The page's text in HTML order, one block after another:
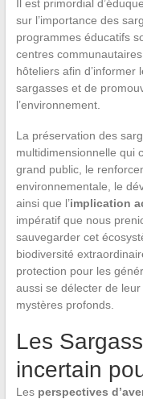
Il est primordial
sur l’importance des
programmes éducatifs
centres
hôteliers afin d’informer
sargasses et de
l’environnement.
La préservation des
multidimensionnelle qui
grand public, le
environnementale, le
ainsi que l’implication
impératif que nous
sauvegarder cet
biodiversité
protection pour les
aussi se délecter de
mystères profonds.
Les
incertain
Les perspectives